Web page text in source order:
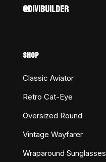
@DIVIBUILDER
SHOP
Classic Aviator
Retro Cat-Eye
Oversized Round
Vintage Wayfarer
Wraparound Sunglasses